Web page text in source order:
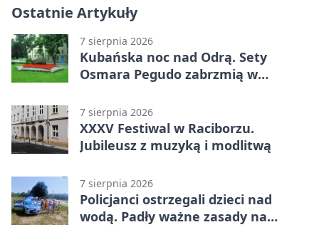
Ostatnie Artykuły
7 sierpnia 2026
Kubańska noc nad Odrą. Sety
Osmara Pegudo zabrzmią w
7 sierpnia 2026
XXXV Festiwal w Raciborzu.
Jubileusz z muzyką i modlitwą
7 sierpnia 2026
Policjanci ostrzegali dzieci nad
wodą. Padły ważne zasady na